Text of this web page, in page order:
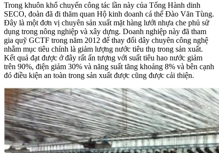
Trong khuôn khổ chuyến công tác lần này của Tổng Hành dinh
SECO, đoàn đã đi thăm quan Hộ kinh doanh cá thể Đào Văn Tùng.
Đây là một đơn vị chuyên sản xuất mặt hàng lưới nhựa che phủ sử
dụng trong nông nghiệp và xây dựng. Doanh nghiệp này đã tham
gia quỹ GCTF trong năm 2012 để thay đổi dây chuyên công nghệ
nhằm mục tiêu chính là giảm lượng nước tiêu thụ trong sản xuất.
Kết quả đạt được ở đây rất ấn tượng với suất tiêu hao nước giảm
trên 90%, điện giảm 30% và năng suất tăng khoảng 8% và bên cạnh
đó điều kiện an toàn trong sản xuất được cũng được cải thiện.